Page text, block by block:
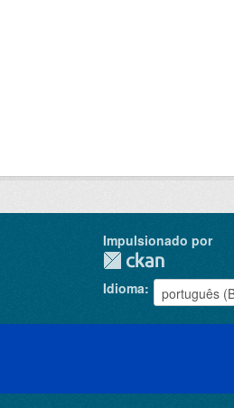
Impulsionado por
Idioma